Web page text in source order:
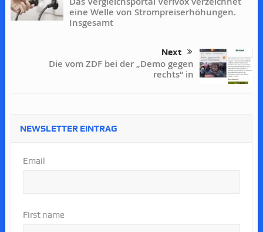
eine Welle von Strompreiserhöhungen.
Insgesamt
Next
Die vom ZDF bei der „Demo gegen
rechts“ in
NEWSLETTER EINTRAG
Email
First name